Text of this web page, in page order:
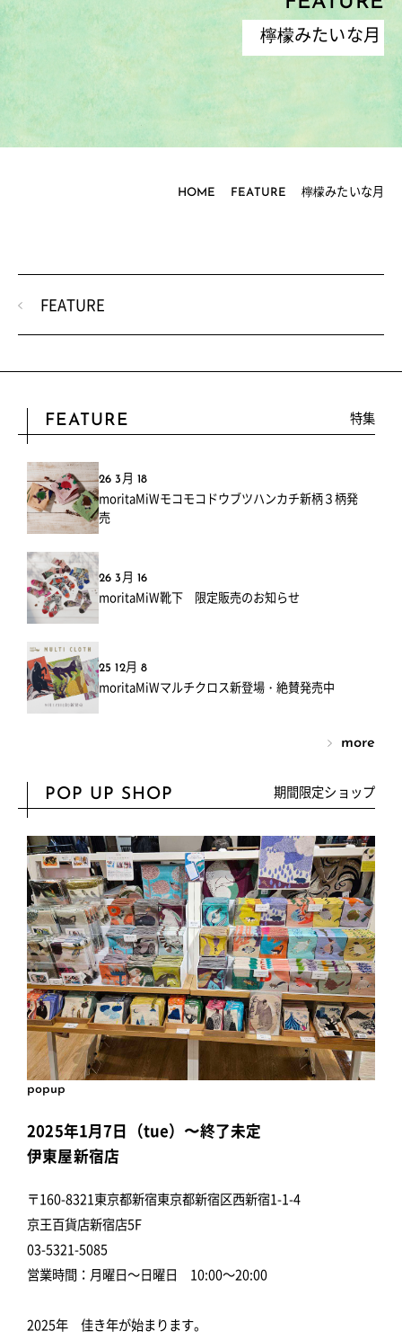
檸檬みたいな月
HOME FEATURE 檸檬みたいな月
FEATURE
FEATURE 特集
26 3月 18
moritaMiWモコモコドウブツハンカチ新柄３柄発
売
26 3月 16
moritaMiW靴下 限定販売のお知らせ
25 12月 8
moritaMiWマルチクロス新登場・絶賛発売中
more
POP UP SHOP 期間限定ショップ
popup
2025年1月7日（tue）〜終了未定
伊東屋新宿店
〒160-8321東京都新宿東京都新宿区西新宿1-1-4
京王百貨店新宿店5F
03-5321-5085
営業時間：月曜日～日曜日 10:00～20:00
2025年 佳き年が始まります。